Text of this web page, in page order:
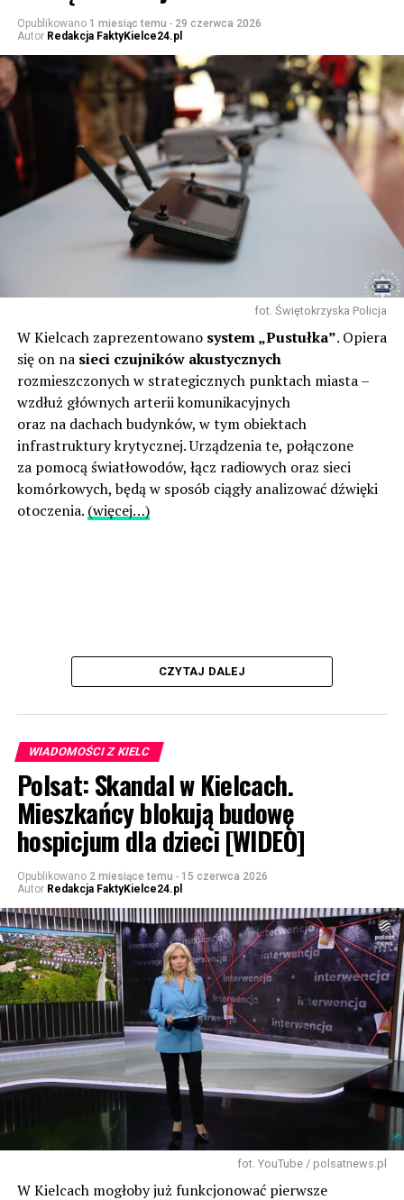
Opublikowano 1 miesiąc temu - 29 czerwca 2026
Autor Redakcja FaktyKielce24.pl
fot. Świętokrzyska Policja
W Kielcach zaprezentowano system „Pustułka”. Opiera
się on na sieci czujników akustycznych
rozmieszczonych w strategicznych punktach miasta –
wzdłuż głównych arterii komunikacyjnych
oraz na dachach budynków, w tym obiektach
infrastruktury krytycznej. Urządzenia te, połączone
za pomocą światłowodów, łącz radiowych oraz sieci
komórkowych, będą w sposób ciągły analizować dźwięki
otoczenia. (więcej…)
CZYTAJ DALEJ
WIADOMOŚCI Z KIELC
Polsat: Skandal w Kielcach.
Mieszkańcy blokują budowę
hospicjum dla dzieci [WIDEO]
Opublikowano 2 miesiące temu - 15 czerwca 2026
Autor Redakcja FaktyKielce24.pl
fot. YouTube / polsatnews.pl
W Kielcach mogłoby już funkcjonować pierwsze